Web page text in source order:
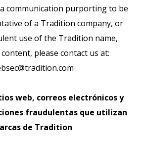
communication purporting to be
of a Tradition company, or
use of the Tradition name,
please contact us at:
web, correos electrónicos y
fraudulentas que utilizan
de Tradition